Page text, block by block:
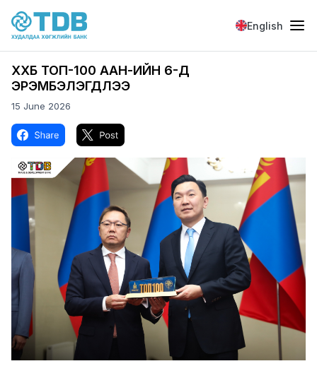
Skip to main content
English
ХХБ ТОП-100 ААН-ИЙН 6-Д
ЭРЭМБЭЛЭГДЛЭЭ
15 June 2026
Image Image